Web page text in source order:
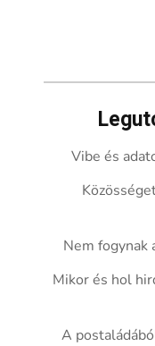
Vibe és
Nem fogynak
Mikor és hol
A